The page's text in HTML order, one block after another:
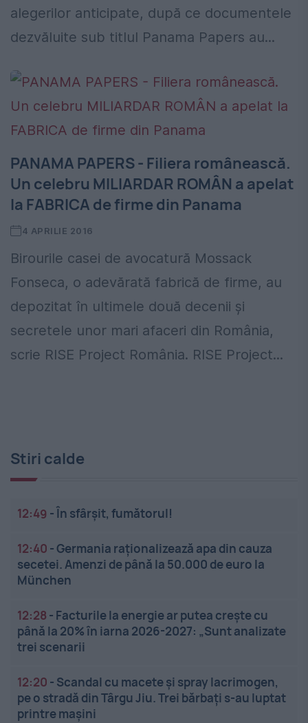
alegerilor anticipate, după ce documentele
dezvăluite sub titlul Panama Papers au...
PANAMA PAPERS - Filiera românească.
Un celebru MILIARDAR ROMÂN a apelat
la FABRICA de firme din Panama
4 APRILIE 2016
Birourile casei de avocatură Mossack
Fonseca, o adevărată fabrică de firme, au
depozitat în ultimele două decenii și
secretele unor mari afaceri din România,
scrie RISE Project România. RISE Project...
Stiri calde
12:49 -În sfârșit, fumătorul!
12:40 -Germania raționalizează apa din cauza
secetei. Amenzi de până la 50.000 de euro la
München
12:28 - Facturile la energie ar putea crește cu
până la 20% în iarna 2026-2027: „Sunt analizate
trei scenarii
12:20 - Scandal cu macete și spray lacrimogen,
pe o stradă din Târgu Jiu. Trei bărbați s-au luptat
printre mașini